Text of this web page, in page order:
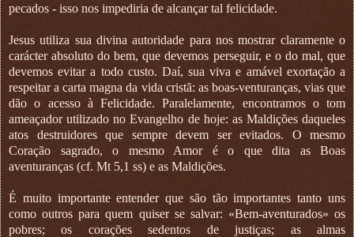
pecados - isso nos impediria de alcançar tal felicidade.
Jesus utiliza sua divina autoridade para nos mostrar claramente o
carácter absoluto do bem, que devemos perseguir, e o do mal, que
devemos evitar a todo custo. Daí, sua viva e amável exortação a
respeitar a carta magna da vida cristã: as boas-venturanças, vias que
dão o acesso à Felicidade. Paralelamente, encontramos o tom
ameaçador utilizado no Evangelho de hoje: as Maldições daqueles
atos destruidores que sempre devem ser evitados. O mesmo
Coração sagrado, o mesmo Amor é o que dita as Boas
aventuranças (cf. Mt 5,1 ss) e as Maldições.
É muito importante entender que são tão importantes tanto uns
como outros para quem quiser se salvar: «Bem-aventurados» os
pobres; os corações sedentos de justiças; as almas